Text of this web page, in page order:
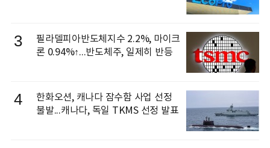
3
필라델피아반도체지수 2.2%, 마이크
론 0.94%↑...반도체주, 일제히 반등
4
한화오션, 캐나다 잠수함 사업 선정
불발...캐나다, 독일 TKMS 선정 발표